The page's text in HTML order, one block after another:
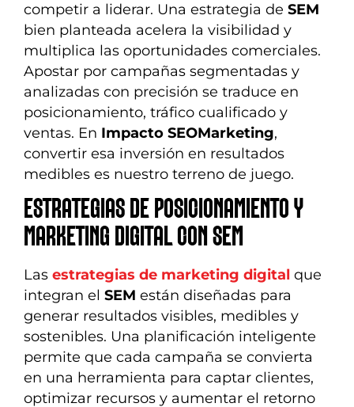
competir a liderar. Una estrategia de SEM
bien planteada acelera la visibilidad y
multiplica las oportunidades comerciales.
Apostar por campañas segmentadas y
analizadas con precisión se traduce en
posicionamiento, tráfico cualificado y
ventas. En Impacto SEOMarketing,
convertir esa inversión en resultados
medibles es nuestro terreno de juego.
ESTRATEGIAS DE POSICIONAMIENTO Y
MARKETING DIGITAL CON SEM
Las estrategias de marketing digital que
integran el SEM están diseñadas para
generar resultados visibles, medibles y
sostenibles. Una planificación inteligente
permite que cada campaña se convierta
en una herramienta para captar clientes,
optimizar recursos y aumentar el retorno